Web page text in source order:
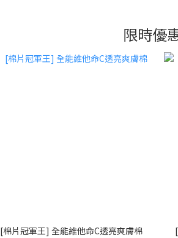
限時優
[棉片冠軍王] 全能維他命C透亮爽膚棉